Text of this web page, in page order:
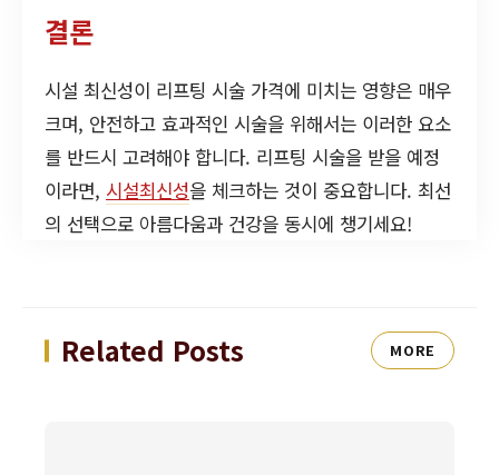
결론
시설 최신성이 리프팅 시술 가격에 미치는 영향은 매우
크며, 안전하고 효과적인 시술을 위해서는 이러한 요소
를 반드시 고려해야 합니다. 리프팅 시술을 받을 예정
이라면, 시설최신성을 체크하는 것이 중요합니다. 최선
의 선택으로 아름다움과 건강을 동시에 챙기세요!
Related Posts MORE